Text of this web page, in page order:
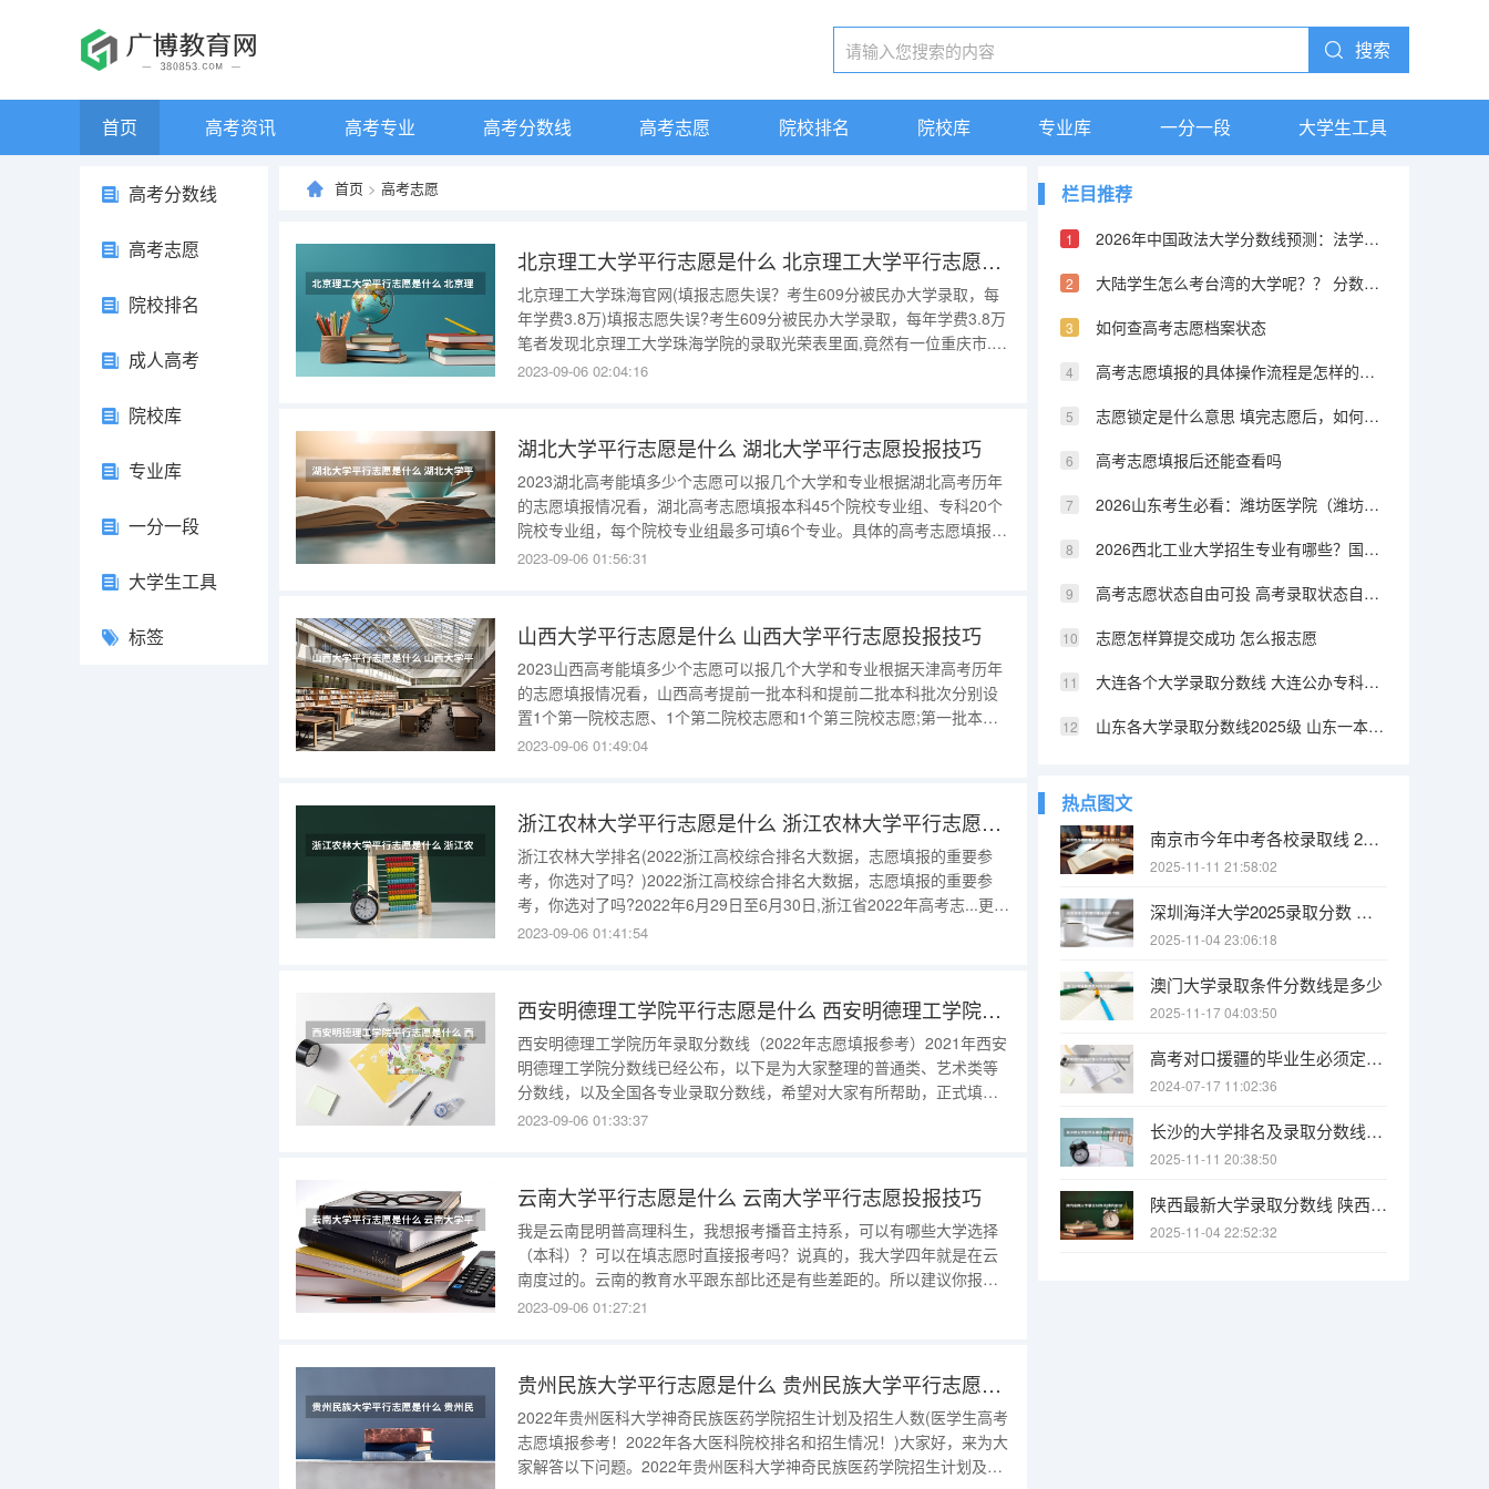
搜索
首页 高考资讯 高考专业 高考分数线 高考志愿 院校排名 院校库 专业库 一分一段 大学生工具
高考分数线
高考志愿
院校排名
成人高考
院校库
专业库
一分一段
大学生工具
标签
首页 > 高考志愿
北京理工大学平行志愿是什么 北京理工大学平行志愿投报技巧
北京理工大学珠海官网(填报志愿失误？考生609分被民办大学录取，每
年学费3.8万)填报志愿失误?考生609分被民办大学录取，每年学费3.8万
笔者发现北京理工大学珠海学院的录取光荣表里面,竟然有一位重庆市...
更多内容，请关注我们的高考指导网专题频道。一分钟了解北京理工大
2023-09-06 02:04:16
湖北大学平行志愿是什么 湖北大学平行志愿投报技巧
2023湖北高考能填多少个志愿可以报几个大学和专业根据湖北高考历年
的志愿填报情况看，湖北高考志愿填报本科45个院校专业组、专科20个
院校专业组，每个院校专业组最多可填6个专业。具体的高考志愿填报内
容大家要密切关注官网通知。湖北高考志愿填报能报几个大学和专业1、
业团体志
2023-09-06 01:56:31
山西大学平行志愿是什么 山西大学平行志愿投报技巧
2023山西高考能填多少个志愿可以报几个大学和专业根据天津高考历年
的志愿填报情况看，山西高考提前一批本科和提前二批本科批次分别设
置1个第一院校志愿、1个第二院校志愿和1个第三院校志愿;第一批本科
(A、A1、B类)批次分别设置8个平行院校志愿;第二批本科(A、B、C)类批
2023-09-06 01:49:04
浙江农林大学平行志愿是什么 浙江农林大学平行志愿投报技巧
浙江农林大学排名(2022浙江高校综合排名大数据，志愿填报的重要参
考，你选对了吗？)2022浙江高校综合排名大数据，志愿填报的重要参
考，你选对了吗?2022年6月29日至6月30日,浙江省2022年高考志...更多
内容，请关注我们的高考指导网专题频道。2022年新一线城市大学排行
2023-09-06 01:41:54
西安明德理工学院平行志愿是什么 西安明德理工学院平行志愿投报技巧
西安明德理工学院历年录取分数线（2022年志愿填报参考）2021年西安
明德理工学院分数线已经公布，以下是为大家整理的普通类、艺术类等
分数线，以及全国各专业录取分数线，希望对大家有所帮助，正式填报
志愿时一定要与学校官网公布的数据进行比对，确保无误。2021年西安
2023-09-06 01:33:37
云南大学平行志愿是什么 云南大学平行志愿投报技巧
我是云南昆明普高理科生，我想报考播音主持系，可以有哪些大学选择
（本科）？可以在填志愿时直接报考吗？说真的，我大学四年就是在云
南度过的。云南的教育水平跟东部比还是有些差距的。所以建议你报考
东部的大学。下面是找的一些学校01中国传媒大学播音主持艺术学院播
年
2023-09-06 01:27:21
贵州民族大学平行志愿是什么 贵州民族大学平行志愿投报技巧
2022年贵州医科大学神奇民族医药学院招生计划及招生人数(医学生高考
志愿填报参考！2022年各大医科院校排名和招生情况！)大家好，来为大
家解答以下问题。2022年贵州医科大学神奇民族医药学院招生计划及招
栏目推荐
2026年中国政法大学分数线预测：法学界的黄埔军校
大陆学生怎么考台湾的大学呢？？ 分数线又是怎样的？？ 考取难度高不高？
如何查高考志愿档案状态
高考志愿填报的具体操作流程是怎样的（江西高考志愿填报详细步骤）
志愿锁定是什么意思 填完志愿后，如何快速知道自己是否被录取
高考志愿填报后还能查看吗
2026山东考生必看：潍坊医学院（潍坊医科大学）往年位次参考
2026西北工业大学招生专业有哪些？国防特色优势专业
高考志愿状态自由可投 高考录取状态自由可投是什么意思
志愿怎样算提交成功 怎么报志愿
大连各个大学录取分数线 大连公办专科学校排名及分数线
山东各大学录取分数线2025级 山东一本大学名单排名:含2025年录取分数线一览表
热点图文
南京市今年中考各校录取线 2025南京中考分数线与录取线
2025-11-11 21:58:02
深圳海洋大学2025录取分数 中国海洋大学2025投档线
2025-11-04 23:06:18
澳门大学录取条件分数线是多少
2025-11-17 04:03:50
高考对口援疆的毕业生必须定向回新疆工作吗，能不能不会回，不回会怎样？
2024-07-17 11:02:36
长沙的大学排名及录取分数线（长沙大学招生分数线）
2025-11-11 20:38:50
陕西最新大学录取分数线 陕西省2025年各院校最低高考录取分数线
2025-11-04 22:52:32